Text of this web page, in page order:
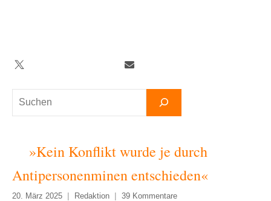
Suchen
Twitter TelegramNewsletter
»Kein Konflikt wurde je durch
Antipersonenminen entschieden«
20. März 2025 Redaktion 39 Kommentare